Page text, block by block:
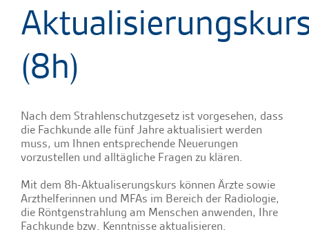
(8h)
Nach dem Strahlenschutzgesetz ist vorgesehen, dass
die Fachkunde alle fünf Jahre aktualisiert werden
muss, um Ihnen entsprechende Neuerungen
vorzustellen und alltägliche Fragen zu klären.
Mit dem 8h-Aktualiserungskurs können Ärzte sowie
Arzthelferinnen und MFAs im Bereich der Radiologie,
die Röntgenstrahlung am Menschen anwenden, Ihre
Fachkunde bzw. Kenntnisse aktualisieren.